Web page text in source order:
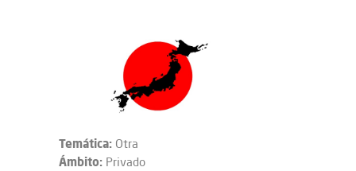
Temática: Otra
Ámbito: Privado